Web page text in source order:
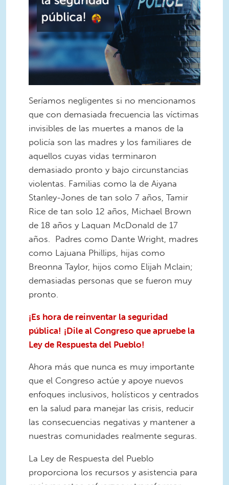
Seríamos negligentes si no mencionamos
que con demasiada frecuencia las víctimas
invisibles de las muertes a manos de la
policía son las madres y los familiares de
aquellos cuyas vidas terminaron
demasiado pronto y bajo circunstancias
violentas. Familias como la de Aiyana
Stanley-Jones de tan solo 7 años, Tamir
Rice de tan solo 12 años, Michael Brown
de 18 años y Laquan McDonald de 17
años. Padres como Dante Wright, madres
como Lajuana Phillips, hijas como
Breonna Taylor, hijos como Elijah Mclain;
demasiadas personas que se fueron muy
pronto.
¡Es hora de reinventar la seguridad
pública! ¡Dile al Congreso que apruebe la
Ley de Respuesta del Pueblo!
Ahora más que nunca es muy importante
que el Congreso actúe y apoye nuevos
enfoques inclusivos, holísticos y centrados
en la salud para manejar las crisis, reducir
las consecuencias negativas y mantener a
nuestras comunidades realmente seguras.
La Ley de Respuesta del Pueblo
proporciona los recursos y asistencia para